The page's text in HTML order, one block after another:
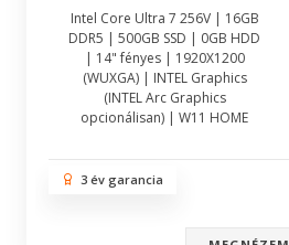
Intel Core Ultra 7 256V | 16GB
DDR5 | 500GB SSD | 0GB HDD
| 14" fényes | 1920X1200
(WUXGA) | INTEL Graphics
(INTEL Arc Graphics
opcionálisan) | W11 HOME
3 év garancia